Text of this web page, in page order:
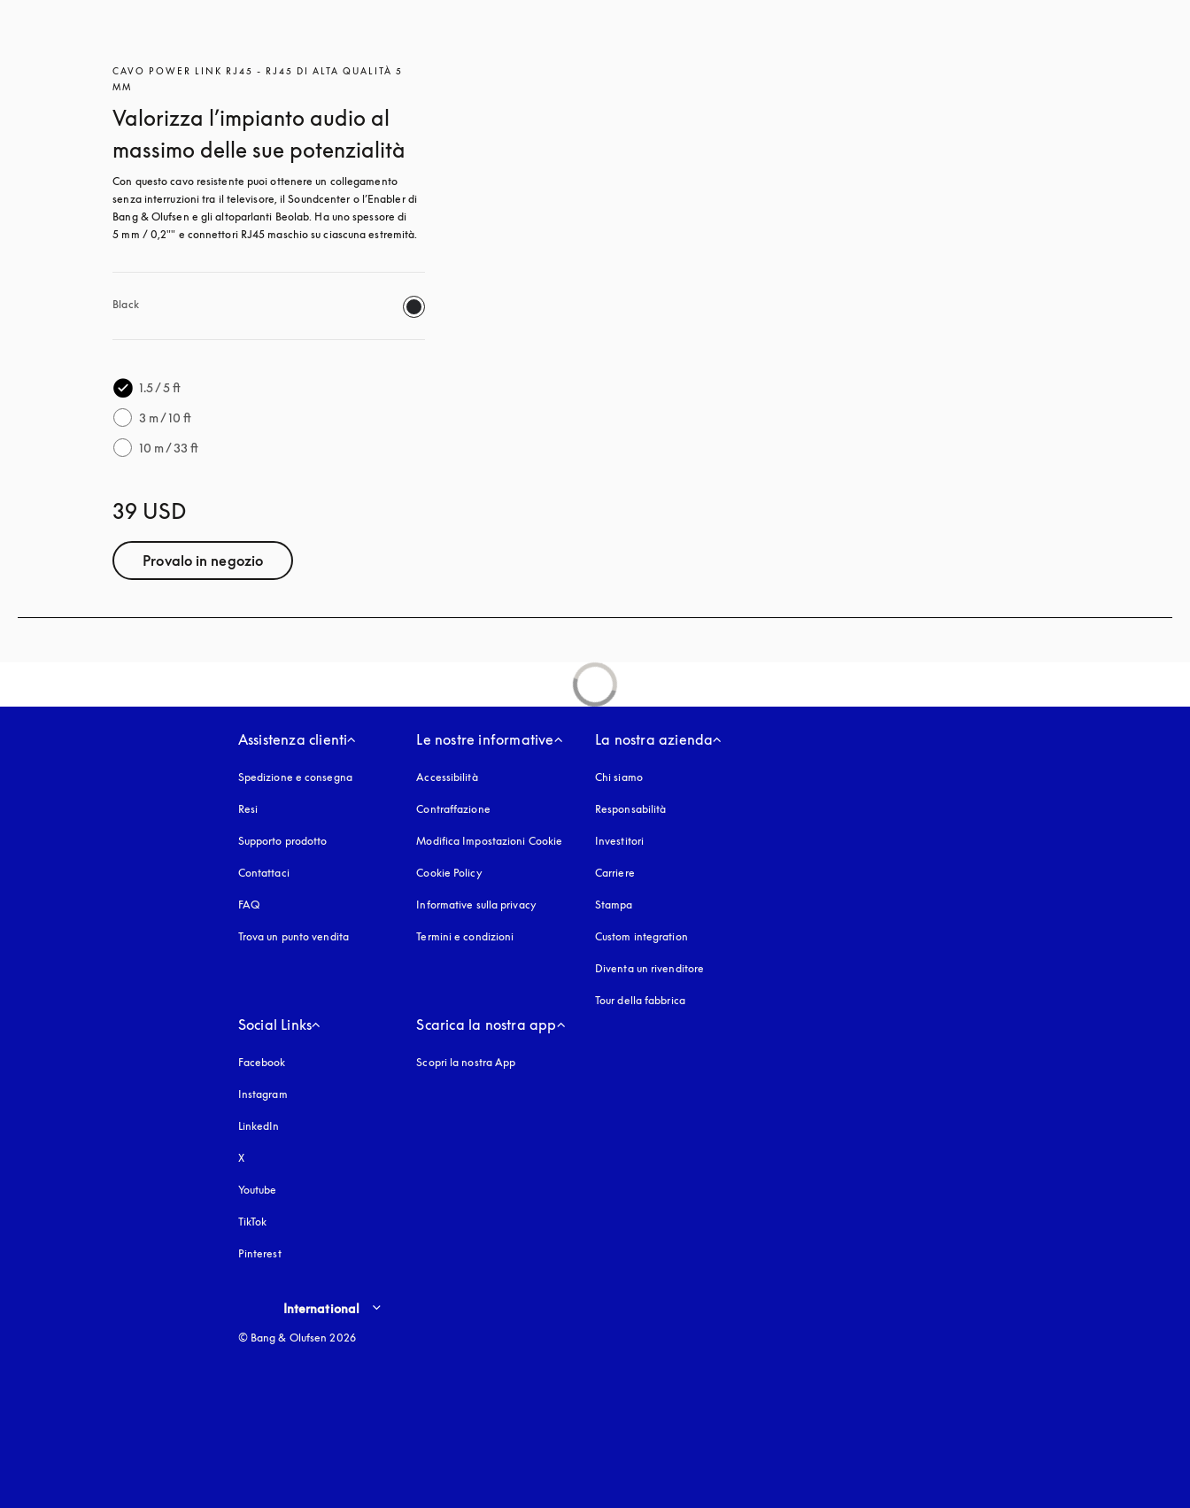
CAVO POWER LINK RJ45 - RJ45 DI ALTA QUALITÀ 5
MM
Valorizza l’impianto audio al
massimo delle sue potenzialità
Con questo cavo resistente puoi ottenere un collegamento
senza interruzioni tra il televisore, il Soundcenter o l’Enabler di
Bang & Olufsen e gli altoparlanti Beolab. Ha uno spessore di
5 mm / 0,2"" e connettori RJ45 maschio su ciascuna estremità.
Black
1.5 / 5 ft
3 m / 10 ft
10 m / 33 ft
39 USD
Provalo in negozio
Assistenza clienti
Spedizione e consegna
Resi
Supporto prodotto
Contattaci
FAQ
Trova un punto vendita
Le nostre informative
Accessibilitàsi apre in una nuova finestra
Contraffazione si apre in una nuova finestra
Modifica Impostazioni Cookie
Cookie Policysi apre in una nuova finestra
Informative sulla privacysi apre in una nuova finestra
Termini e condizioni
La nostra azienda
Chi siamo
Responsabilità
Investitori
Carriere
Stampa
Custom integration
Diventa un rivenditore
Tour della fabbrica
Social Links
Facebook
Instagram
LinkedIn
X
Youtube
TikTok
Pinterest
Scarica la nostra app
Scopri la nostra App
Select country and language
International
© Bang & Olufsen 2026